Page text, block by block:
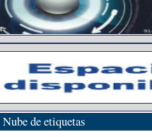
Nube de etiquetas